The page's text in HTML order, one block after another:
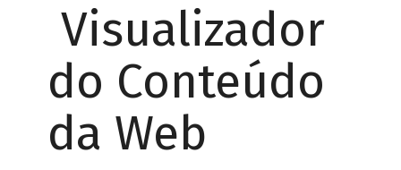
Visualizador
do Conteúdo
da Web